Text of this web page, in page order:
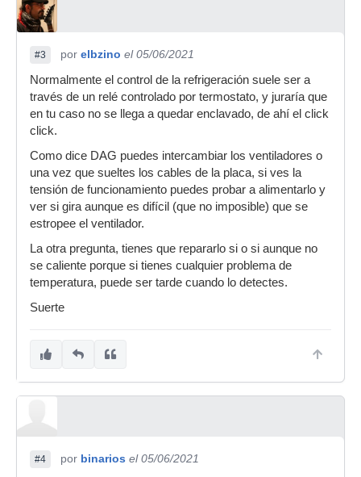
#3 por elbzino el 05/06/2021
Normalmente el control de la refrigeración suele ser a
través de un relé controlado por termostato, y juraría que
en tu caso no se llega a quedar enclavado, de ahí el click
click.
Como dice DAG puedes intercambiar los ventiladores o
una vez que sueltes los cables de la placa, si ves la
tensión de funcionamiento puedes probar a alimentarlo y
ver si gira aunque es difícil (que no imposible) que se
estropee el ventilador.
La otra pregunta, tienes que repararlo si o si aunque no
se caliente porque si tienes cualquier problema de
temperatura, puede ser tarde cuando lo detectes.
Suerte
#4 por binarios el 05/06/2021